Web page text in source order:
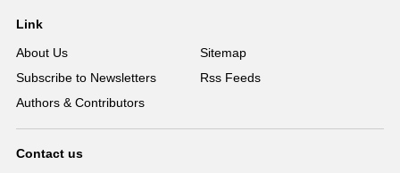
Link
About Us
Sitemap
Subscribe to Newsletters
Rss Feeds
Authors & Contributors
Contact us